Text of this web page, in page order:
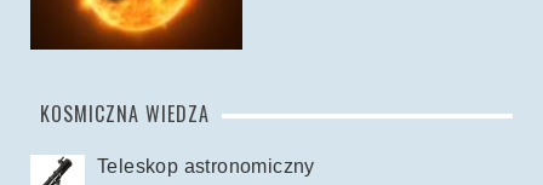
KOSMICZNA WIEDZA
Teleskop astronomiczny